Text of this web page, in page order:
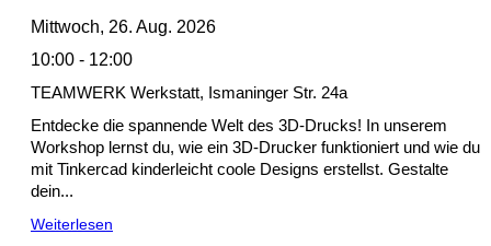
Mittwoch, 26. Aug. 2026
10:00 - 12:00
TEAMWERK Werkstatt, Ismaninger Str. 24a
Entdecke die spannende Welt des 3D-Drucks! In unserem
Workshop lernst du, wie ein 3D-Drucker funktioniert und wie du
mit Tinkercad kinderleicht coole Designs erstellst. Gestalte
dein...
Weiterlesen